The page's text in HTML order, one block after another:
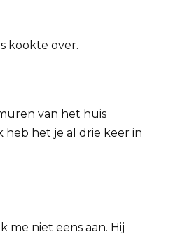
kookte over.
van het huis
heb het je al drie keer in
me niet eens aan. Hij